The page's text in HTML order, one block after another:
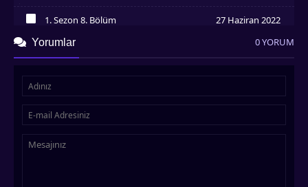
İzledim
1. Sezon 8. Bölüm 27 Haziran 2022
1. Sezon 9. Bölüm 27 Haziran 2022
İzledim
İzledim
İzledim
1. Sezon 13. Bölüm
Yorumlar 0 YORUM